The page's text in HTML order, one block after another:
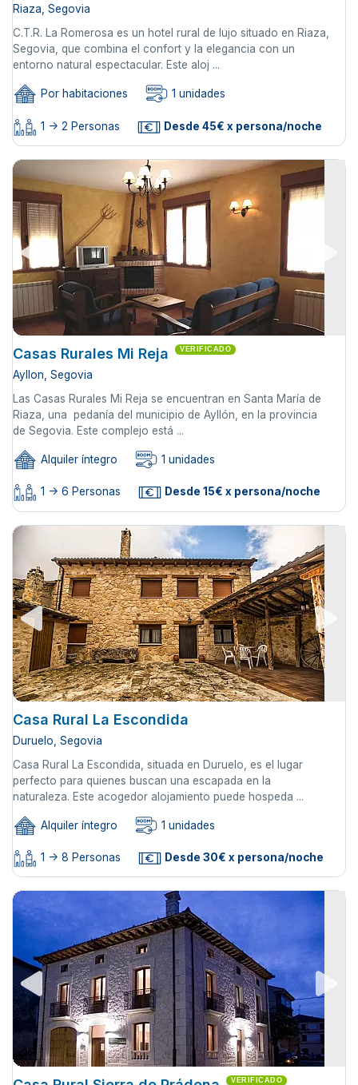
Riaza, Segovia
C.T.R. La Romerosa es un hotel rural de lujo situado en Riaza,
Segovia, que combina el confort y la elegancia con un
entorno natural espectacular. Este aloj ...
Por habitaciones 1 unidades
1 -> 2 Personas Desde 45€ x persona/noche
Casas Rurales Mi Reja VERIFICADO
Ayllon, Segovia
Las Casas Rurales Mi Reja se encuentran en Santa María de
Riaza, una pedanía del municipio de Ayllón, en la provincia
de Segovia. Este complejo está ...
Alquiler íntegro 1 unidades
1 -> 6 Personas Desde 15€ x persona/noche
Casa Rural La Escondida
Duruelo, Segovia
Casa Rural La Escondida, situada en Duruelo, es el lugar
perfecto para quienes buscan una escapada en la
naturaleza. Este acogedor alojamiento puede hospeda ...
Alquiler íntegro 1 unidades
1 -> 8 Personas Desde 30€ x persona/noche
VERIFICADO